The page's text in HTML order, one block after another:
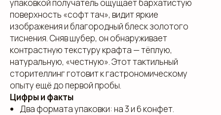
упаковкой получатель ощущает бархатистую
поверхность «софт тач», видит яркие
изображения и благородный блеск золотого
тиснения. Сняв шубер, он обнаруживает
контрастную текстуру крафта — тёплую,
натуральную, «честную». Этот тактильный
сторителлинг готовит к гастрономическому
опыту ещё до первой пробы.
Цифры и факты
Два формата упаковки: на 3 и 6 конфет.
Портфолио
Блог
Кейсы
Каталог
конструктивов
Реквизиты
Вакансии
Производство упаковки
Положение о защите
персональных данных
Согласие на обработку персональных
данных